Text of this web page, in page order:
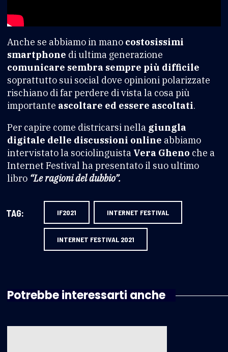
Anche se abbiamo in mano costosissimi
smartphone di ultima generazione
comunicare sembra sempre più difficile
soprattutto sui social dove opinioni polarizzate
rischiano di far perdere di vista la cosa più
importante ascoltare ed essere ascoltati.
Per capire come districarsi nella giungla
digitale delle discussioni online abbiamo
intervistato la sociolinguista Vera Gheno che a
Internet Festival ha presentato il suo ultimo
libro “Le ragioni del dubbio”.
TAG: IF2021 INTERNET FESTIVAL
INTERNET FESTIVAL 2021
Potrebbe interessarti anche